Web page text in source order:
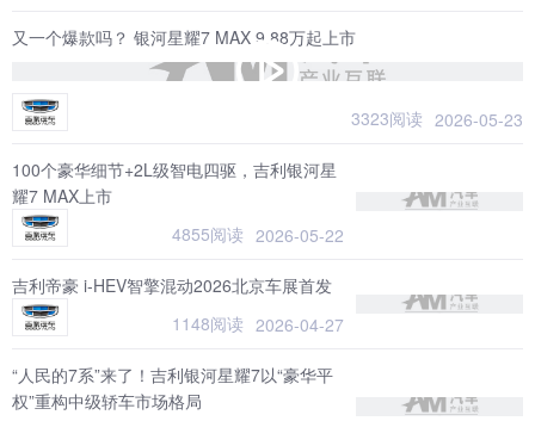
又一个爆款吗？ 银河星耀7 MAX 9.88万起上市
3323阅读 2026-05-23
100个豪华细节+2L级智电四驱，吉利银河星
耀7 MAX上市
4855阅读 2026-05-22
吉利帝豪 i-HEV智擎混动2026北京车展首发
1148阅读 2026-04-27
“人民的7系”来了！吉利银河星耀7以“豪华平
权”重构中级轿车市场格局